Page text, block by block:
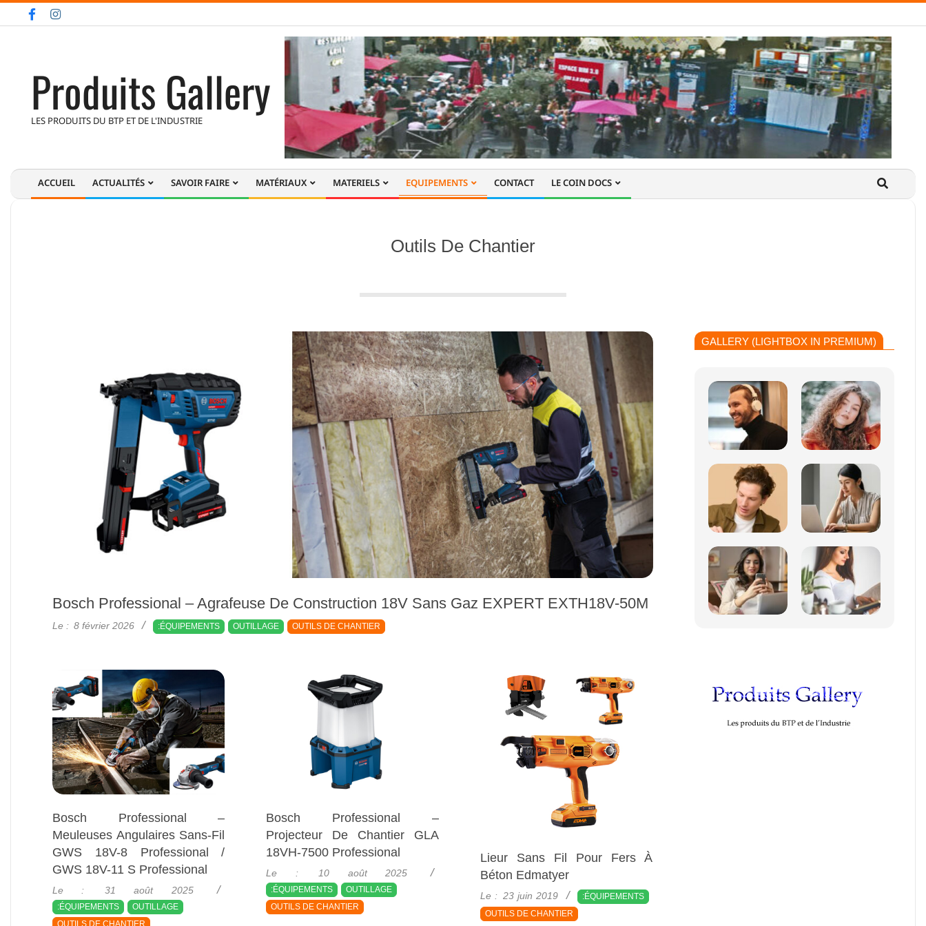
to
Produits Gallery
LES PRODUITS DU BTP ET DE L'INDUSTRIE
Primary
ACCUEIL ACTUALITÉS SAVOIR FAIRE MATÉRIAUX MATERIELS EQUIPEMENTS CONTACT LE COIN DOCS
Outils De Chantier
Bosch Professional – Agrafeuse De Construction 18V Sans Gaz EXPERT EXTH18V-50M
2026-
Le : 8 février 2026 :ÉQUIPEMENTS OUTILLAGE OUTILS DE CHANTIER
Bosch Professional –
Meuleuses Angulaires Sans-Fil
GWS 18V-8 Professional /
GWS 18V-11 S Professional
2025-
08-
31
Le : 31 août 2025
:ÉQUIPEMENTS
OUTILLAGE
OUTILS DE CHANTIER
Bosch Professional –
Projecteur De Chantier GLA
18VH-7500 Professional
2025-
08-
10
Le : 10 août 2025
:ÉQUIPEMENTS
OUTILLAGE
OUTILS DE CHANTIER
Lieur Sans Fil Pour Fers À
Béton Edmatyer
2019-
06-
23
Le : 23 juin 2019
:ÉQUIPEMENTS
OUTILS DE CHANTIER
GALLERY (LIGHTBOX IN PREMIUM)